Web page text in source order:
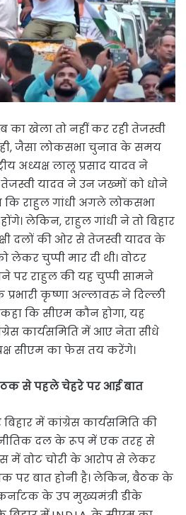
का खेला तो नहीं कर रही तेजस्वी
जैसा लोकसभा चुनाव के समय
अध्यक्ष लालू प्रसाद यादव ने
यादव ने उन जख्मों को धोने
कि राहुल गांधी अगले लोकसभा
लेकिन, राहुल गांधी ने तो बिहार
दलों की ओर से तेजस्वी यादव के
चुप्पी मार दी थी। वोटर
पर राहुल की यह चुप्पी सामने
प्रभारी कृष्णा अल्लावरु ने दिल्ली
कि सीएम कौन होगा, यह
कार्यसमिति में आए नेता सीधे
सीएम का फेस तय करेंगे।
से पहले चेहरे पर आई बात
में कांग्रेस कार्यसमिति की
दल के रूप में एक तरह से
में वोट चोरी के आरोप से लेकर
पर बात होनी है। लेकिन, बैठक के
के उप मुख्यमंत्री डीके